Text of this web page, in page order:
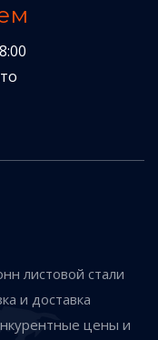
листовой стали
и доставка
цены и